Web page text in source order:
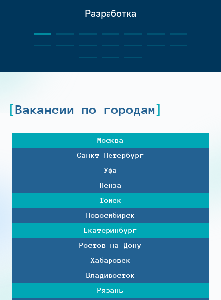
Разработка
Вакансии по городам
Москва
Санкт-Петербург
Уфа
Пенза
Томск
Новосибирск
Екатеринбург
Ростов-на-Дону
Хабаровск
Владивосток
Рязань